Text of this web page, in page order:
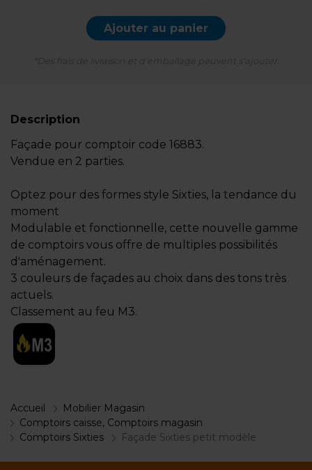
Ajouter au panier
Description
Façade pour comptoir code 16883.
Vendue en 2 parties.
Optez pour des formes style Sixties, la tendance du
moment
Modulable et fonctionnelle, cette nouvelle gamme
de comptoirs vous offre de multiples possibilités
d'aménagement.
3 couleurs de façades au choix dans des tons très
actuels.
Classement au feu M3.
Accueil
Mobilier Magasin
Comptoirs caisse, Comptoirs magasin
Comptoirs Sixties
Façade Sixties petit modèle